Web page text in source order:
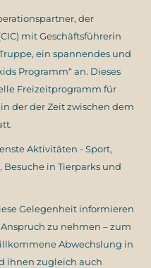
der
mit Geschäftsführerin
ein spannendes und
Programm“ an. Dieses
Freizeitprogramm für
der der Zeit zwischen dem
Aktivitäten - Sport,
Besuche in Tierparks und
Gelegenheit informieren
zu nehmen – zum
Abwechslung in
ihnen zugleich auch